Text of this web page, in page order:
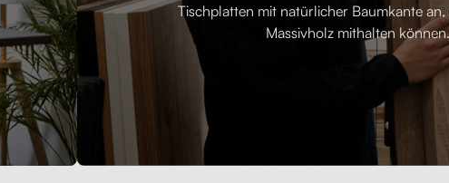
Tischplatten mit natürlicher Baumkante
Massivholz mithalten